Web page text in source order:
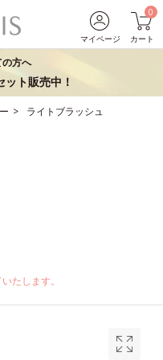
マイページ
0
カート
方へ
ト販売中！
ライトブラッシュ
たします。